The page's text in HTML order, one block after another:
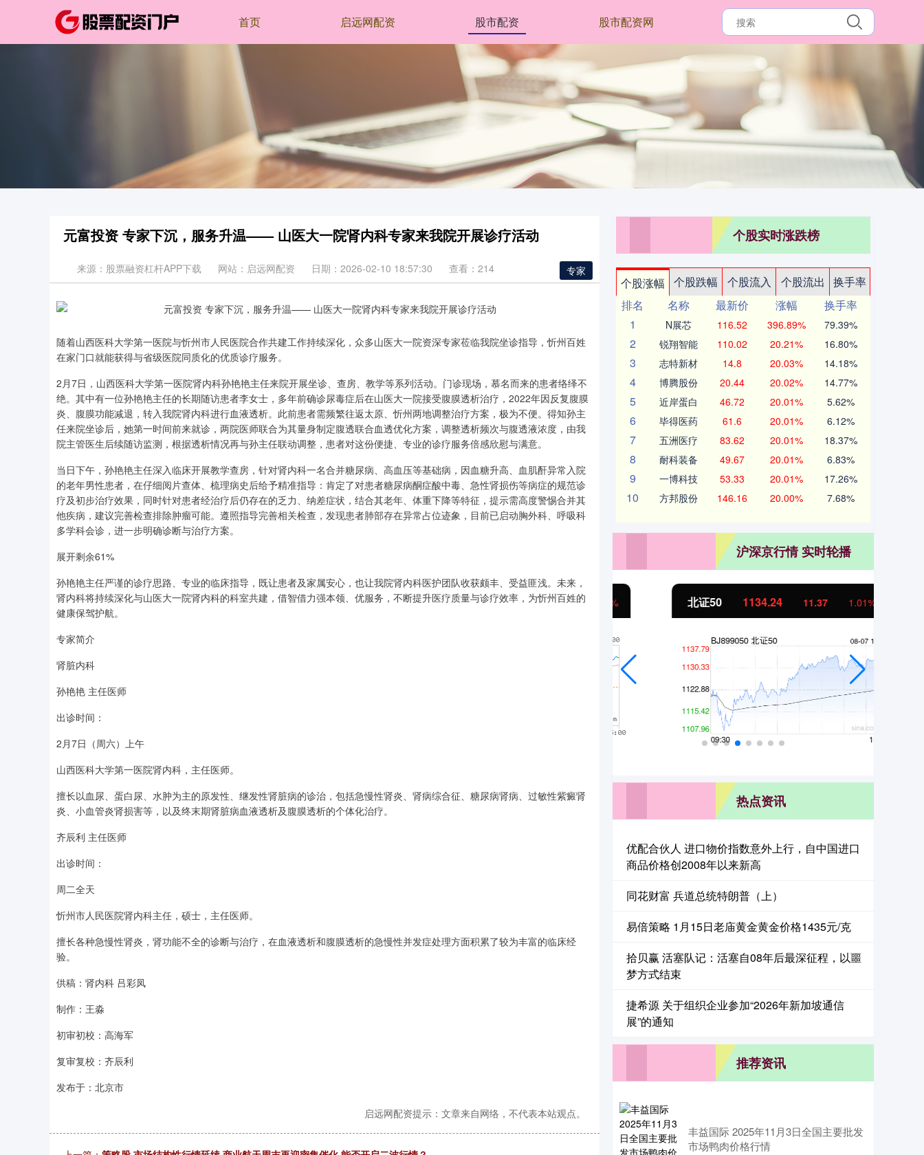
首页 启远网配资 股市配资 股市配资网
元富投资 专家下沉，服务升温—— 山医大一院肾内科专家来我院开展诊疗活动
专家
来源：股票融资杠杆APP下载 网站：启远网配资 日期：2026-02-10 18:57:30 查看：214
随着山西医科大学第一医院与忻州市人民医院合作共建工作持续深化，众多山医大一院资深专家莅临我院坐诊指导，忻州百姓
在家门口就能获得与省级医院同质化的优质诊疗服务。
2月7日，山西医科大学第一医院肾内科孙艳艳主任来院开展坐诊、查房、教学等系列活动。门诊现场，慕名而来的患者络绎不
绝。其中有一位孙艳艳主任的长期随访患者李女士，多年前确诊尿毒症后在山医大一院接受腹膜透析治疗，2022年因反复腹膜
炎、腹膜功能减退，转入我院肾内科进行血液透析。此前患者需频繁往返太原、忻州两地调整治疗方案，极为不便。得知孙主
任来院坐诊后，她第一时间前来就诊，两院医师联合为其量身制定腹透联合血透优化方案，调整透析频次与腹透液浓度，由我
院主管医生后续随访监测，根据透析情况再与孙主任联动调整，患者对这份便捷、专业的诊疗服务倍感欣慰与满意。
当日下午，孙艳艳主任深入临床开展教学查房，针对肾内科一名合并糖尿病、高血压等基础病，因血糖升高、血肌酐异常入院
的老年男性患者，在仔细阅片查体、梳理病史后给予精准指导：肯定了对患者糖尿病酮症酸中毒、急性肾损伤等病症的规范诊
疗及初步治疗效果，同时针对患者经治疗后仍存在的乏力、纳差症状，结合其老年、体重下降等特征，提示需高度警惕合并其
他疾病，建议完善检查排除肿瘤可能。遵照指导完善相关检查，发现患者肺部存在异常占位迹象，目前已启动胸外科、呼吸科
多学科会诊，进一步明确诊断与治疗方案。
展开剩余61%
孙艳艳主任严谨的诊疗思路、专业的临床指导，既让患者及家属安心，也让我院肾内科医护团队收获颇丰、受益匪浅。未来，
肾内科将持续深化与山医大一院肾内科的科室共建，借智借力强本领、优服务，不断提升医疗质量与诊疗效率，为忻州百姓的
健康保驾护航。
专家简介
肾脏内科
孙艳艳 主任医师
出诊时间：
2月7日（周六）上午
山西医科大学第一医院肾内科，主任医师。
擅长以血尿、蛋白尿、水肿为主的原发性、继发性肾脏病的诊治，包括急慢性肾炎、肾病综合征、糖尿病肾病、过敏性紫癜肾
炎、小血管炎肾损害等，以及终末期肾脏病血液透析及腹膜透析的个体化治疗。
齐辰利 主任医师
出诊时间：
周二全天
忻州市人民医院肾内科主任，硕士，主任医师。
擅长各种急慢性肾炎，肾功能不全的诊断与治疗，在血液透析和腹膜透析的急慢性并发症处理方面积累了较为丰富的临床经
验。
供稿：肾内科 吕彩凤
制作：王淼
初审初校：高海军
复审复校：齐辰利
发布于：北京市
启远网配资提示：文章来自网络，不代表本站观点。
个股实时涨跌榜
个股涨幅 个股跌幅 个股流入 个股流出
换手率
排名
名称 最新价 涨幅
换手率
1
N展芯 116.52 396.89% 79.39%
2 锐翔智能 110.02 20.21% 16.80%
3 志特新材 14.8 20.03% 14.18%
4 博腾股份 20.44 20.02% 14.77%
5 近岸蛋白 46.72 20.01% 5.62%
6 毕得医药 61.6 20.01% 6.12%
7 五洲医疗 83.62 20.01% 18.37%
8 耐科装备 49.67 20.01% 6.83%
9 一博科技 53.33 20.01% 17.26%
10 方邦股份 146.16 20.00% 7.68%
沪深京行情 实时轮播
1.02% 深证成指 14311.01 200.89 1.42% 沪深300 4694.44 43.13 0.93% 1134.24 11.37 1.01%
热点资讯
优配合伙人 进口物价指数意外上行，自中国进口
商品价格创2008年以来新高
同花财富 兵道总统特朗普（上）
易倍策略 1月15日老庙黄金黄金价格1435元/克
拾贝赢 活塞队记：活塞自08年后最深征程，以噩
梦方式结束
捷希源 关于组织企业参加“2026年新加坡通信
展”的通知
推荐资讯
丰益国际 2025年11月3日全国主要批发
市场鸭肉价格行情